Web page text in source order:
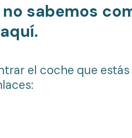
sabemos
el coche que